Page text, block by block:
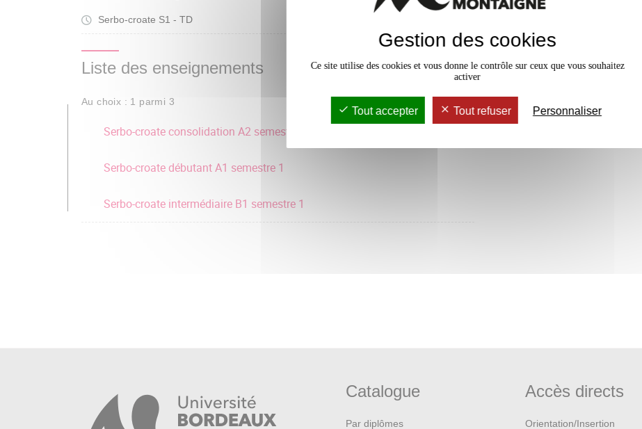
Serbo-croate S1 - TD
Liste des enseignements
Au choix : 1 parmi 3
Serbo-croate consolidation A2 semestre 1
Serbo-croate débutant A1 semestre 1
Serbo-croate intermédiaire B1 semestre 1
Catalogue
Par diplômes
Accès directs
Orientation/Insertion
Gestion des cookies
Ce site utilise des cookies et vous donne le contrôle sur ceux que vous souhaitez
activer
Tout accepter Tout refuser Personnaliser